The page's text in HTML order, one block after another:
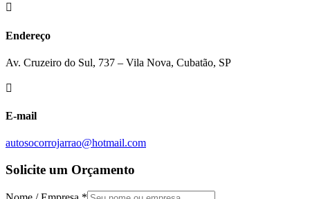

Endereço
Av. Cruzeiro do Sul, 737 – Vila Nova, Cubatão, SP

E-mail
autosocorrojarrao@hotmail.com
Solicite um Orçamento